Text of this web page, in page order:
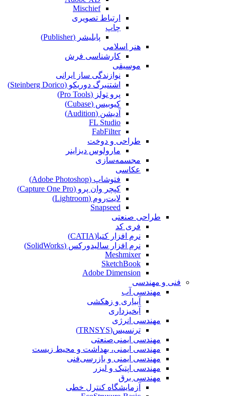
Mischief
ارتباط تصویری
چاپ
پابلیشر (Publisher)
هنر اسلامی
کارشناسی فرش
موسیقی
نوازندگی ساز ایرانی
اشتنبرگ دوریکو (Steinberg Dorico)
پرو تولز (Pro Tools)
کیوبیس (Cubase‎)
آدیشن (Audition)
FL Studio
FabFilter
طراحی و دوخت
مارولوس دیزاینر
مجسمه‌سازی‌
عکاسی
فتوشاپ (Adobe Photoshop)
کپچر وان پرو (Capture One Pro)
لایت‌روم (Lightroom)
Snapseed
طراحی صنعتی
فری کد
نرم افزار کتیا(CATIA)
نرم افزار سالیدورکس (SolidWorks)
Meshmixer
SketchBook
Adobe Dimension
فنی و مهندسی
مهندسی آب
آبیاری و زهکشی
آبخیزداری
مهندسی انرژی
ترنسیس(TRNSYS)
مهندسی ایمنی‌صنعتی
مهندسی ایمنی، بهداشت و محیط زیست
مهندسی ایمنی‌ و‌ بازرسی‌فنی
مهندسی اپتیک و لیزر
مهندسی برق
آزمایشگاه کنترل خطی